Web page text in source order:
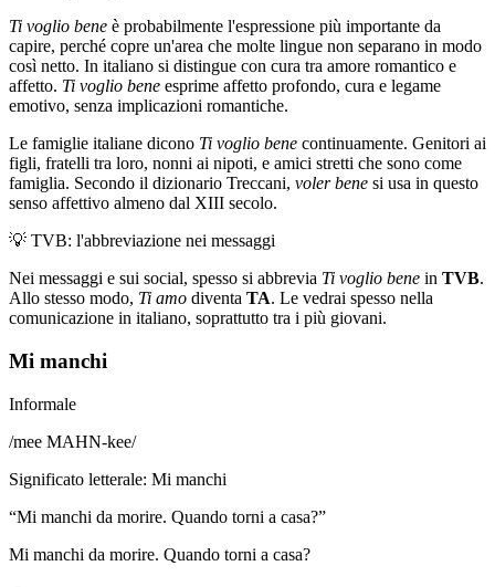
Ti voglio bene è probabilmente l'espressione più importante da
capire, perché copre un'area che molte lingue non separano in modo
così netto. In italiano si distingue con cura tra amore romantico e
affetto. Ti voglio bene esprime affetto profondo, cura e legame
emotivo, senza implicazioni romantiche.
Le famiglie italiane dicono Ti voglio bene continuamente. Genitori ai
figli, fratelli tra loro, nonni ai nipoti, e amici stretti che sono come
famiglia. Secondo il dizionario Treccani, voler bene si usa in questo
senso affettivo almeno dal XIII secolo.
💡 TVB: l'abbreviazione nei messaggi
Nei messaggi e sui social, spesso si abbrevia Ti voglio bene in TVB.
Allo stesso modo, Ti amo diventa TA. Le vedrai spesso nella
comunicazione in italiano, soprattutto tra i più giovani.
Mi manchi
Informale
/mee MAHN-kee/
Significato letterale: Mi manchi
“Mi manchi da morire. Quando torni a casa?”
Mi manchi da morire. Quando torni a casa?